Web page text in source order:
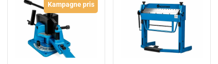
Kampagne pris